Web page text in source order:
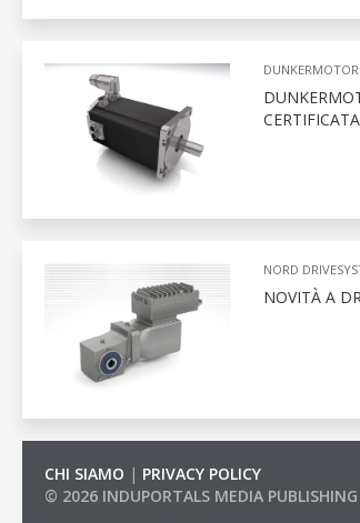
NORD
NOVITÀ A
CHI SIAMO | PRIVACY POLICY
© 2026 INDUPORTALS MEDIA PUBLISHING